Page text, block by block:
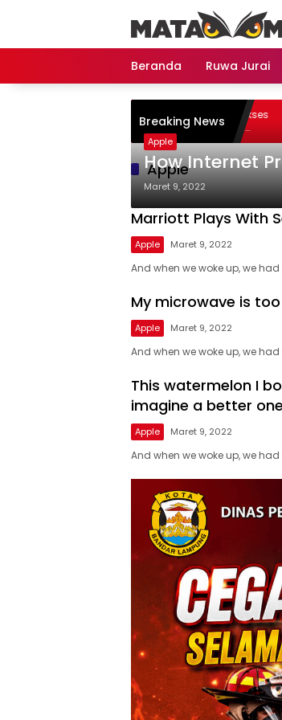
Beranda Ruwa Jurai
Breaking News
Perbaikan Jalan RA Basyid Dimulai, Akses
Jati Agung–Bandar Lampung Makin
Apple
Apple
How Internet
Maret 9, 2022
Marriott Plays With
Apple Maret 9, 2022
And when we woke up, we had
My microwave is
Apple Maret 9, 2022
And when we woke up, we had
This watermelon I
imagine a better
Apple Maret 9, 2022
And when we woke up, we had